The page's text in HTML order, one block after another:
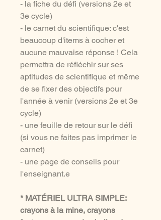
- la fiche du défi (versions 2e et
3e cycle)
- le carnet du scientifique: c'est
beaucoup d'items à cocher et
aucune mauvaise réponse ! Cela
permettra de réfléchir sur ses
aptitudes de scientifique et même
de se fixer des objectifs pour
l'année à venir (versions 2e et 3e
cycle)
- une feuille de retour sur le défi
(si vous ne faites pas imprimer le
carnet)
- une page de conseils pour
l'enseignant.e
* MATÉRIEL ULTRA SIMPLE:
crayons à la mine, crayons